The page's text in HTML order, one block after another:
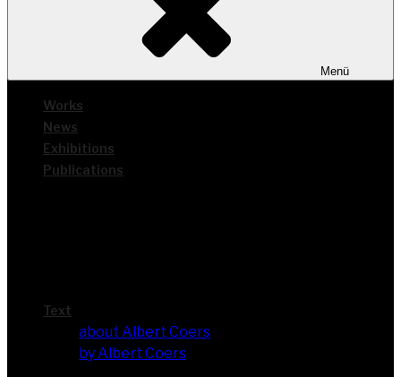
Menü
Works
News
Exhi­bi­ti­ons
Publi­ca­ti­ons
Text
about Albert Coers
by Albert Coers